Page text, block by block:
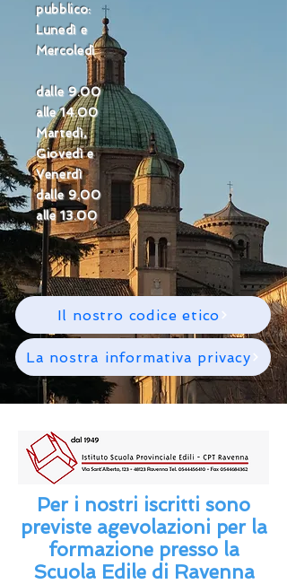
Cassa Edile
della Provincia
di Ravenna
pubblico:
Lunedì e
Mercoledì
dalle 9.00
alle 14.00
Martedì,
Giovedì e
Venerdì
dalle 9.00
alle 13.00
Il nostro codice etico
La nostra informativa privacy
Per i nostri iscritti sono
previste agevolazioni per la
formazione presso la
Scuola Edile di Ravenna